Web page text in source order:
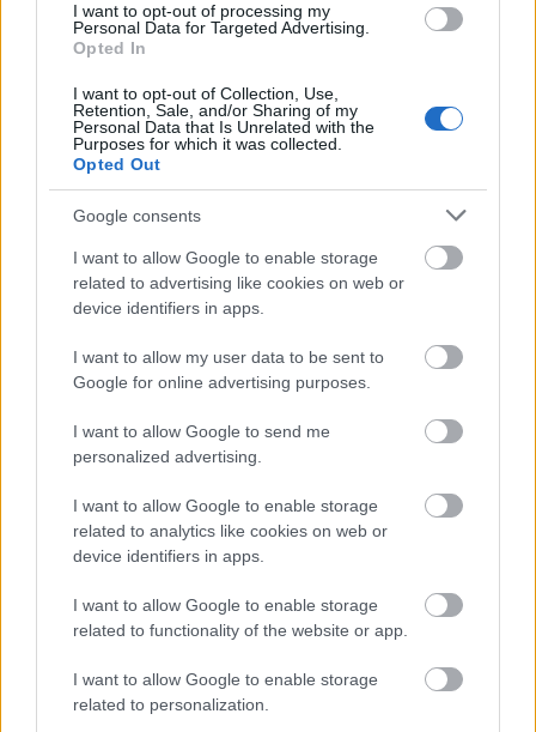
I want to opt-out of processing my
Personal Data for Targeted Advertising.
Opted In
I want to opt-out of Collection, Use,
Retention, Sale, and/or Sharing of my
Personal Data that Is Unrelated with the
Purposes for which it was collected.
Opted Out
Google consents
I want to allow Google to enable storage
related to advertising like cookies on web or
device identifiers in apps.
I want to allow my user data to be sent to
Google for online advertising purposes.
I want to allow Google to send me
personalized advertising.
I want to allow Google to enable storage
related to analytics like cookies on web or
device identifiers in apps.
I want to allow Google to enable storage
related to functionality of the website or app.
I want to allow Google to enable storage
related to personalization.
Οι ειδικοί επισημαίνουν πως ο ιός μπορεί να
επωάζεται από μία έως και οκτώ εβδομάδες
γεγονός που καθιστά εξαιρετικά δύσκολο να
προσδιοριστεί πότε και πού ακριβώς σημειώθηκε η
μόλυνση.
Τα πρώιμα συμπτώματα του χανταϊού μοιάζουν με
εκείνα μιας κοινήςγρίπης, πυρετός, ρίγη και
αδυναμία,κάτι που συχνά οδηγεί τους ασθενείς
κατάστασης.
Οι τουρίστες μπορεί να πιστεύουν ότι πρόκειται
απλώς για ένα κρυολόγημα
καθηγητής γενετικής Ραούλ Γκονζάλες Ίτιγκ,
προειδοποιώντας ότι η έγκαιρη διάγνωση είναι
καθοριστικής σημασίας.
ΑΣΕΠ: Πιστοποίηση Αγγλικών σε
μόνο 2 ημέρες στα χέρια σας